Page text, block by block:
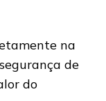
na
de
do